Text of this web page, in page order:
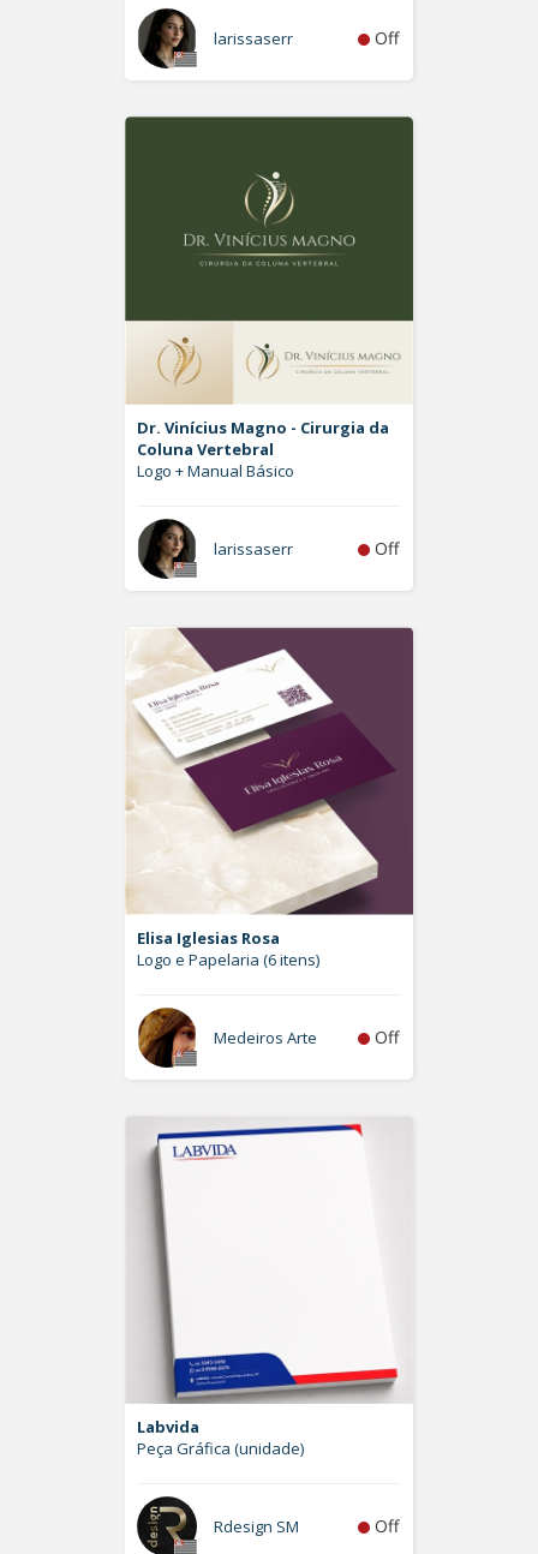
larissaserr Off
Dr. Vinícius Magno - Cirurgia da
Coluna Vertebral
Logo + Manual Básico
larissaserr Off
Elisa Iglesias Rosa
Logo e Papelaria (6 itens)
Medeiros Arte Off
Labvida
Peça Gráfica (unidade)
Rdesign SM Off